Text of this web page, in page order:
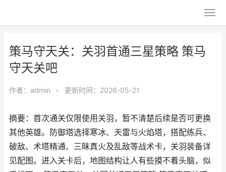
策马守天关：关羽首通三星策略 策马
守天关吧
作者： admin • 更新时间：2026-05-21
摘要：首次通关仅限使用关羽，暂不清楚后续是否可更换
其他英雄。防御塔选择寒冰、天雷与火焰塔，搭配练兵、
破敌、术塔精通、三昧真火及乱敌等战术卡，关羽装备详
见配图。进入关卡后，地图结构让人有些摸不着头脑，似